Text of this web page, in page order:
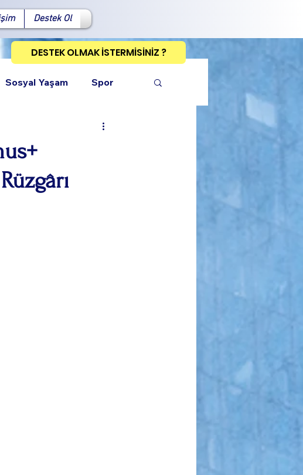
Destek Ol
DESTEK OLMAK İSTERMİSİNİZ ?
Bağlantıyı Kopyala
Sosyal Yaşam Spor